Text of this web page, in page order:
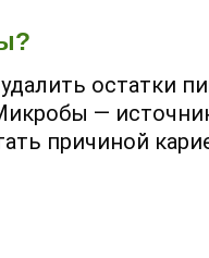
остатки
—
причиной